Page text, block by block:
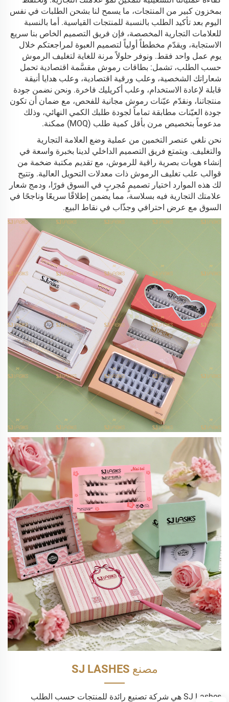
بمخزون كبير من المنتجات، ما يسمح لنا بشحن الطلبات في نفس
اليوم بعد تأكيد الطلب بالنسبة للمنتجات القياسية. أما بالنسبة
للعلامات التجارية المخصصة، فإن فريق التصميم الخاص بنا سريع
الاستجابة، ويقدّم مخططاً أولياً لتصميم العبوة لمراجعتكم خلال
يوم عمل واحد فقط. ونوفر حلولاً مرنة للغاية لتغليف الرموش
حسب الطلب، تشمل: بطاقات رموش مقسَّمة اقتصادية تحمل
شعاراتك الشخصية، وعلب ورقية اقتصادية، وعلب هدايا أنيقة
قابلة لإعادة الاستخدام، وعلب أكريليك فاخرة. ونحن نضمن جودة
منتجاتنا، ونقدّم عيّنات رموش مجانية للفحص، مع ضمان أن تكون
جودة العيّنات مطابقة تماماً لجودة طلبك الكمي النهائي، وذلك
مدعوماً بتخصيص مرن بأقل كمية طلب (MOQ) ممكنة.
نحن نلغي عنصر التخمين من عملية وضع العلامة التجارية
والتغليف. ويتمتع فريق التصميم الداخلي لدينا بخبرة واسعة في
إنشاء هويات بصرية راقية للرموش، مع تقديم مكتبة ضخمة من
قوالب علب تغليف الرموش ذات معدلات التحويل العالية. وتتيح
لك هذه الموارد اختيار تصميمٍ مُجربٍ في السوق فورًا، ودمج شعار
علامتك التجارية فيه بسلاسة، مما يضمن إطلاقًا سريعًا وناجحًا في
السوق مع عرض احترافي وجذّاب في نقاط البيع.
مصنع SJ LASHES
SJ Lashes هي شركة تصنيع رائدة للمنتجات حسب الطلب